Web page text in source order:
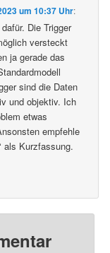
um 10:37 Uhr:
Die Trigger
versteckt
ja gerade das
sind die Daten
und objektiv. Ich
etwas
empfehle
als Kurzfassung.